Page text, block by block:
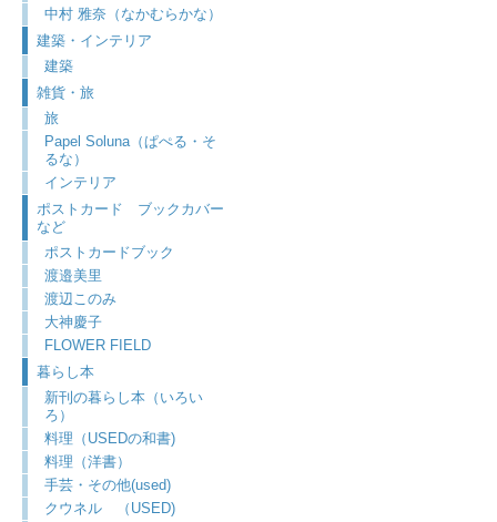
中村 雅奈（なかむらかな）
建築・インテリア
建築
雑貨・旅
旅
Papel Soluna（ぱぺる・そ
るな）
インテリア
ポストカード ブックカバー
など
ポストカードブック
渡邉美里
渡辺このみ
大神慶子
FLOWER FIELD
暮らし本
新刊の暮らし本（いろい
ろ）
料理（USEDの和書)
料理（洋書）
手芸・その他(used)
クウネル （USED)